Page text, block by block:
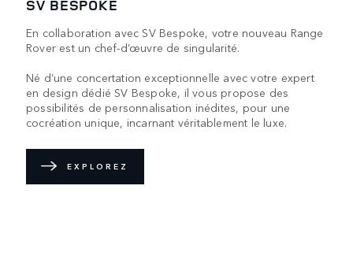
SV BESPOKE
En collaboration avec SV Bespoke, votre nouveau Range
Rover est un chef-d’œuvre de singularité.
Né d’une concertation exceptionnelle avec votre expert
en design dédié SV Bespoke, il vous propose des
possibilités de personnalisation inédites, pour une
cocréation unique, incarnant véritablement le luxe.
EXPLOREZ